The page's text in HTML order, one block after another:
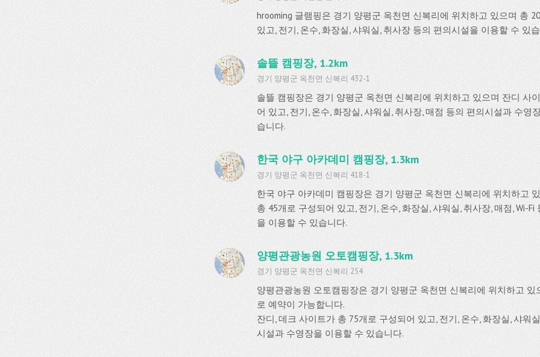
hrooming 글램핑은 경기 양평군 옥천면 신복리에 위치하고 있으며 총
있고, 전기, 온수, 화장실, 샤워실, 취사장 등의 편의시설을 이용할 수 있
솔뜰 캠핑장, 1.2km
경기 양평군 옥천면 신복리 432-1
솔뜰 캠핑장은 경기 양평군 옥천면 신복리에 위치하고 있으며 잔디 사
어 있고, 전기, 온수, 화장실, 샤워실, 취사장, 매점 등의 편의시설과 수영
습니다.
한국 야구 아카데미 캠핑장, 1.3km
경기 양평군 옥천면 신복리 418-1
한국 야구 아카데미 캠핑장은 경기 양평군 옥천면 신복리에 위치하고
총 45개로 구성되어 있고, 전기, 온수, 화장실, 샤워실, 취사장, 매점, Wi-
을 이용할 수 있습니다.
양평관광농원 오토캠핑장, 1.3km
경기 양평군 옥천면 신복리 254
양평관광농원 오토캠핑장은 경기 양평군 옥천면 신복리에 위치하고
로 예약이 가능합니다.
잔디, 데크 사이트가 총 75개로 구성되어 있고, 전기, 온수, 화장실, 샤워
시설과 수영장을 이용할 수 있습니다.